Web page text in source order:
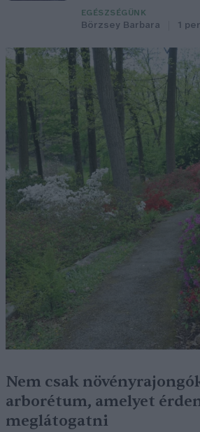
EGÉSZSÉGÜNK
Börzsey Barbara 1
Nem csak
arborétum, amelyet
meglátogatni